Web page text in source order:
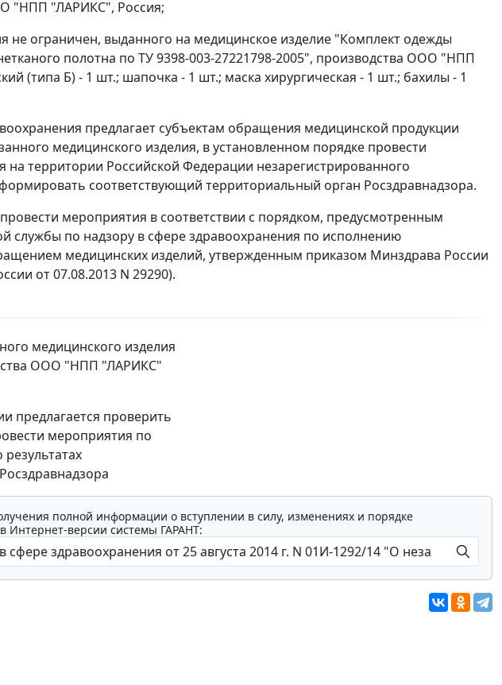
"НПП "ЛАРИКС", Россия;
не ограничен, выданного на медицинское изделие "Комплект одежды
полотна по ТУ 9398-003-27221798-2005", производства ООО "НПП
(типа Б) - 1 шт.; шапочка - 1 шт.; маска хирургическая - 1 шт.; бахилы - 1
предлагает субъектам обращения медицинской продукции
медицинского изделия, в установленном порядке провести
территории Российской Федерации незарегистрированного
соответствующий территориальный орган Росздравнадзора.
мероприятия в соответствии с порядком, предусмотренным
службы по надзору в сфере здравоохранения по исполнению
медицинских изделий, утвержденным приказом Минздрава России
от 07.08.2013 N 29290).
медицинского изделия
ООО "НПП "ЛАРИКС"
предлагается проверить
мероприятия по
полной информации о вступлении в силу, изменениях и порядке
Интернет-версии системы ГАРАНТ: